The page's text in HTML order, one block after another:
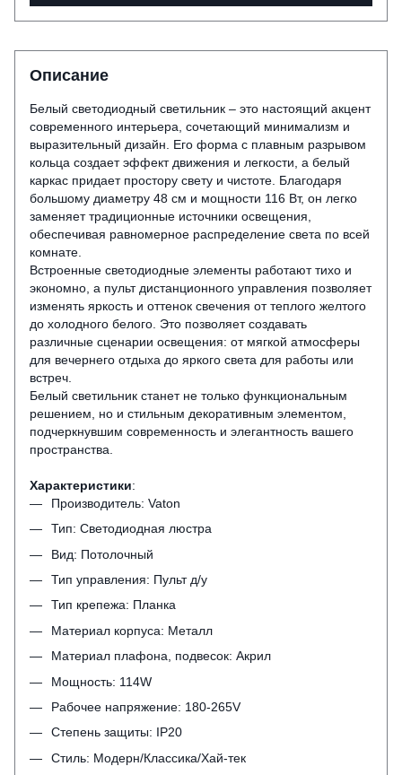
Описание
Белый светодиодный светильник – это настоящий акцент
современного интерьера, сочетающий минимализм и
выразительный дизайн. Его форма с плавным разрывом
кольца создает эффект движения и легкости, а белый
каркас придает простору свету и чистоте. Благодаря
большому диаметру 48 см и мощности 116 Вт, он легко
заменяет традиционные источники освещения,
обеспечивая равномерное распределение света по всей
комнате.
Встроенные светодиодные элементы работают тихо и
экономно, а пульт дистанционного управления позволяет
изменять яркость и оттенок свечения от теплого желтого
до холодного белого. Это позволяет создавать
различные сценарии освещения: от мягкой атмосферы
для вечернего отдыха до яркого света для работы или
встреч.
Белый светильник станет не только функциональным
решением, но и стильным декоративным элементом,
подчеркнувшим современность и элегантность вашего
пространства.
Характеристики:
Производитель: Vaton
Тип: Светодиодная люстра
Вид: Потолочный
Тип управления: Пульт д/у
Тип крепежа: Планка
Материал корпуса: Металл
Материал плафона, подвесок: Акрил
Мощность: 114W
Рабочее напряжение: 180-265V
Степень защиты: IP20
Стиль: Модерн/Классика/Хай-тек